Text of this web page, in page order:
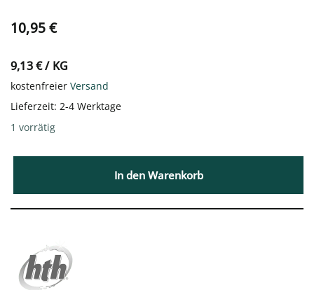
10,95€
9,13€/ KG
kostenfreier Versand
Lieferzeit: 2-4 Werktage
1 vorrätig
In den Warenkorb